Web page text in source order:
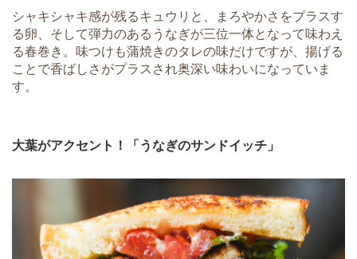
シャキシャキ感が残るキュウリと、まろやかさをプラスす
る卵、そして弾力のあるうなぎが三位一体となって味わえ
る春巻き。味つけも蒲焼きのタレの味だけですが、揚げる
ことで香ばしさがプラスされ奥深い味わいになっていま
す。
大葉がアクセント！「うなぎのサンドイッチ」